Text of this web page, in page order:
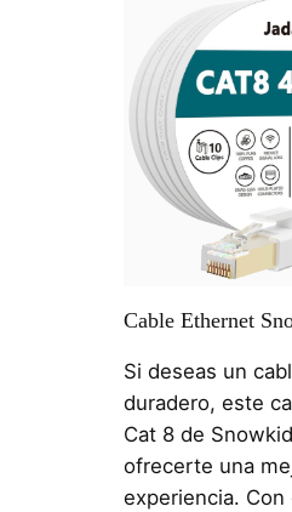
Cable Ethernet
Si deseas un
duradero, este
Cat 8 de
ofrecerte una
experiencia. Con